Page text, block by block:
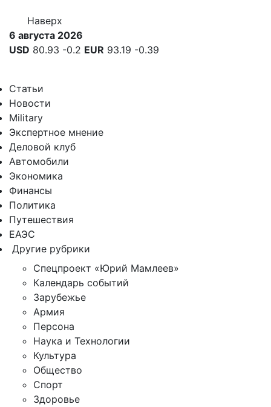
Наверх
6 августа 2026
USD 80.93 -0.2 EUR 93.19 -0.39
Статьи
Новости
Military
Экспертное мнение
Деловой клуб
Автомобили
Экономика
Финансы
Политика
Путешествия
ЕАЭС
Другие рубрики
Спецпроект «Юрий Мамлеев»
Календарь событий
Зарубежье
Армия
Персона
Наука и Технологии
Культура
Общество
Спорт
Здоровье